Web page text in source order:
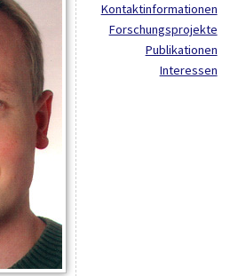
Kontaktinformationen
Forschungsprojekte
Publikationen
Interessen